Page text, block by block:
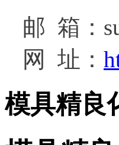
邮 箱：
网 址：
模具精良